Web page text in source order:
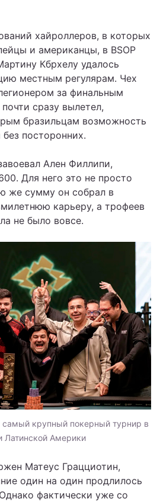
хайроллеров, в которых
и американцы, в BSOP
Кбрхелу удалось
местным регулярам. Чех
за финальным
сразу вылетел,
бразильцам возможность
посторонних.
Ален Филлипи,
Для него это не просто
же сумму он собрал в
карьеру, а трофеев
не было вовсе.
самый крупный покерный турнир в
Латинской Америки
Матеус Грацциотин,
один на один продлилось
фактически уже со